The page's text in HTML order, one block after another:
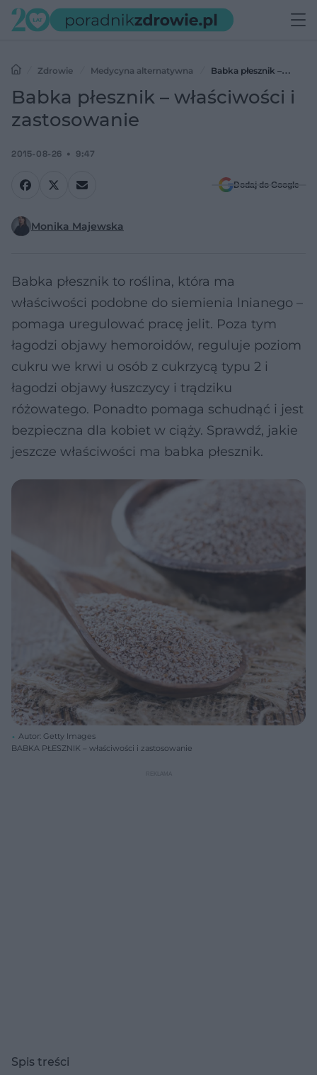
Zdrowie Medycyna alternatywna
Babka płesznik –
właściwości i zastosowanie
Babka płesznik – właściwości i
zastosowanie
2015-08-26 9:47
Dodaj do Google
Monika Majewska
Babka płesznik to roślina, która ma
właściwości podobne do siemienia lnianego –
pomaga uregulować pracę jelit. Poza tym
łagodzi objawy hemoroidów, reguluje poziom
cukru we krwi u osób z cukrzycą typu 2 i
łagodzi objawy łuszczycy i trądziku
różowatego. Ponadto pomaga schudnąć i jest
bezpieczna dla kobiet w ciąży. Sprawdź, jakie
jeszcze właściwości ma babka płesznik.
Autor: Getty Images
BABKA PŁESZNIK – właściwości i zastosowanie
Spis treści